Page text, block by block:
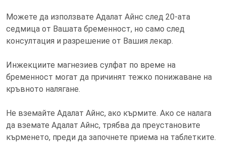
Можете да използвате Адалат Айнс след 20-ата
седмица от Вашата бременност, но само след
консултация и разрешение от Вашия лекар.
Инжекциите магнезиев сулфат по време на
бременност могат да причинят тежко понижаване на
кръвното налягане.
Не вземайте Адалат Айнс, ако кърмите. Ако се налага
да вземате Адалат Айнс, трябва да преустановите
кърменето, преди да започнете приема на таблетките.